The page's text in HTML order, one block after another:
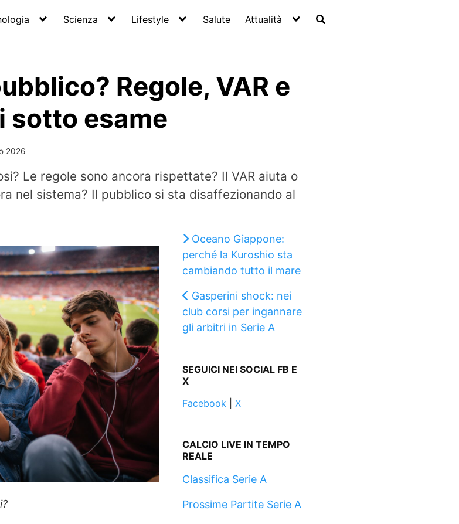
Scienza Lifestyle Salute Attualità
Regole, VAR e
sotto esame
2026
Le regole sono ancora rispettate? Il VAR aiuta o
nel sistema? Il pubblico si sta disaffezionando al
Oceano Giappone:
perché la Kuroshio sta
cambiando tutto il mare
Gasperini shock: nei
club corsi per ingannare
gli arbitri in Serie A
SEGUICI NEI SOCIAL FB E
X
Facebook| X
CALCIO LIVE IN TEMPO
REALE
Classifica Serie A
Prossime Partite Serie A